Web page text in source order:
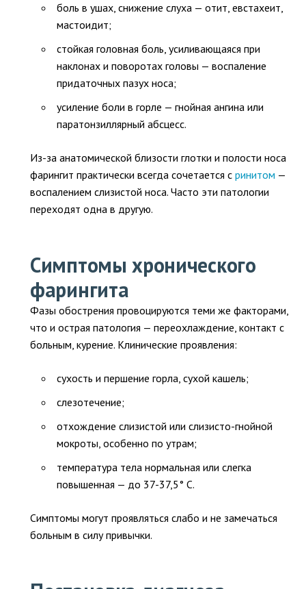
боль в ушах, снижение слуха — отит, евстахеит,
мастоидит;
стойкая головная боль, усиливающаяся при
наклонах и поворотах головы — воспаление
придаточных пазух носа;
усиление боли в горле — гнойная ангина или
паратонзиллярный абсцесс.
Из-за анатомической близости глотки и полости носа
фарингит практически всегда сочетается с ринитом —
воспалением слизистой носа. Часто эти патологии
переходят одна в другую.
Симптомы хронического
фарингита
Фазы обострения провоцируются теми же факторами,
что и острая патология — переохлаждение, контакт с
больным, курение. Клинические проявления:
сухость и першение горла, сухой кашель;
слезотечение;
отхождение слизистой или слизисто-гнойной
мокроты, особенно по утрам;
температура тела нормальная или слегка
повышенная — до 37-37,5° С.
Симптомы могут проявляться слабо и не замечаться
больным в силу привычки.